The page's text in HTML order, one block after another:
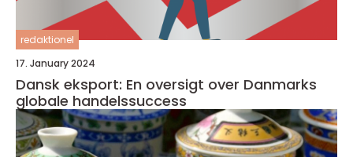
redaktionel
17. January 2024
Dansk eksport: En oversigt over Danmarks
globale handelssuccess